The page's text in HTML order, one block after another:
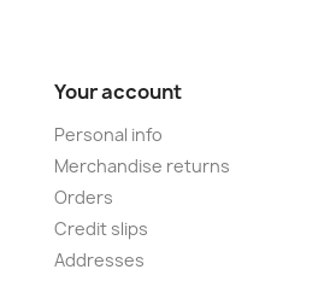
Your account
Personal info
Merchandise returns
Orders
Credit slips
Addresses